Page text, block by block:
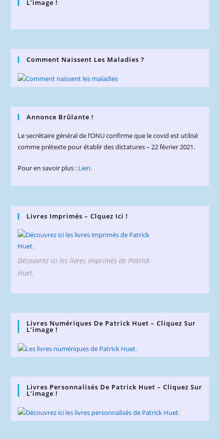
L’image !
Comment Naissent Les Maladies ?
Annonce Brûlante !
Le secrétaire général de l’ONU confirme que le covid est utilisé
comme prétexte pour établir des dictatures – 22 février 2021.
Pour en savoir plus : Lien.
Livres Imprimés – Clquez Ici !
Découvrez ici les livres imprimés de Patrick
Huet.
Livres Numériques De Patrick Huet – Cliquez Sur
L’image !
Livres Personnalisés De Patrick Huet – Cliquez Sur
L’image !